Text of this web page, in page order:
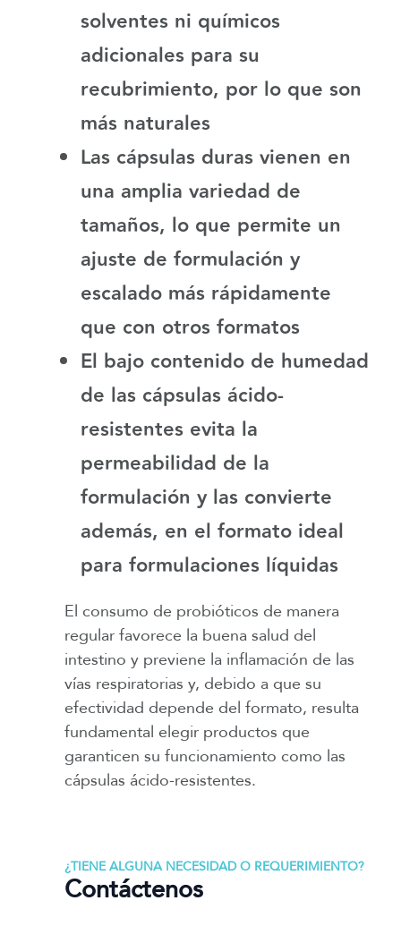
solventes ni químicos
adicionales para su
recubrimiento, por lo que son
más naturales
Las cápsulas duras vienen en
una amplia variedad de
tamaños, lo que permite un
ajuste de formulación y
escalado más rápidamente
que con otros formatos
El bajo contenido de humedad
de las cápsulas ácido-
resistentes evita la
permeabilidad de la
formulación y las convierte
además, en el formato ideal
para formulaciones líquidas
El consumo de probióticos de manera
regular favorece la buena salud del
intestino y previene la inflamación de las
vías respiratorias y, debido a que su
efectividad depende del formato, resulta
fundamental elegir productos que
garanticen su funcionamiento como las
cápsulas ácido-resistentes.
¿TIENE ALGUNA NECESIDAD O REQUERIMIENTO?
Contáctenos